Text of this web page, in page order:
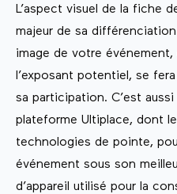
L’aspect visuel de la fiche
majeur de sa
image de votre
l’exposant potentiel, se
sa participation. C’est
plateforme Ultiplace, dont
technologies de pointe,
événement sous son
d’appareil utilisé pour la